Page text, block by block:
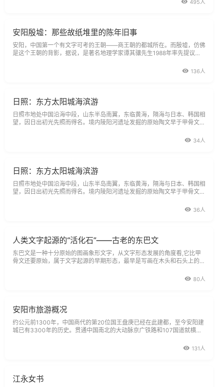
495人
安阳殷墟：那些故纸堆里的陈年旧事
安阳，中国第一个有文字可考的王朝——商王朝的都城所在。而殷墟，仿佛
是这个王朝的背影，据说，是著名地理学家谭其骧先生1988年率先提议应
列为了中国古都之一。这里正是诞生了足以影响整个中国历史3000年文化
136人
日照：东方太阳城海滨游
日照市地处中国沿海中段，山东半岛南翼，东临黄海，隔海与日本、韩国相
望，因日出初光先照而得名。境内陵阳河遗址发掘的原始陶文早于甲骨文1
34人
日照：东方太阳城海滨游
日照市地处中国沿海中段，山东半岛南翼，东临黄海，隔海与日本、韩国相
望，因日出初光先照而得名。境内陵阳河遗址发掘的原始陶文早于甲骨文1
36人
人类文字起源的“活化石”——古老的东巴文
东巴文是一种十分原始的图画象形文字，从文字形态发展的角度看,它比甲
骨文还要原始，属于文字起源的早期形态，最早是写画在木头和石头上的符
80人
安阳市旅游概况
约公元前1300年，中国商代的第20位国王盘庚已经在此建都，至今安阳建
城已有3300年的历史。贯通中国南北的大动脉京广铁路和107国道就横跨
131人
江永女书